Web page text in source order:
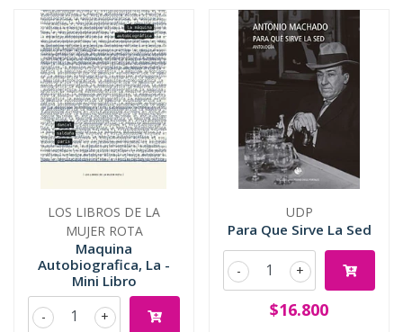
LOS LIBROS DE LA
MUJER ROTA
Maquina
Autobiografica, La -
Mini Libro
+
-
UDP
Para Que Sirve La Sed
+
-
$16.800